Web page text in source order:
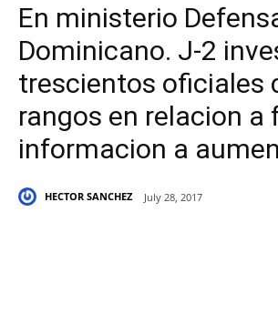
En ministerio
Dominicano. J-2
trescientos oficiales
rangos en relacion a
informacion a
HECTOR SANCHEZ July 28, 2017